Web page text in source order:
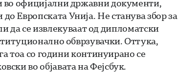
официјални државни документи,
Европската Унија. Не станува збор за
да се извлекуваат од дипломатски
обврзувачки. Оттука,
тоа со години континуирано се
во објавата на Фејсбук.